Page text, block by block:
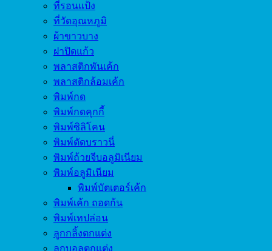
ที่รอนแป้ง
ที่วัดอุณหภูมิ
ผ้าขาวบาง
ฝาปิดแก้ว
พลาสติกพันเค้ก
พลาสติกล้อมเค้ก
พิมพ์กด
พิมพ์กดคุกกี้
พิมพ์ซิลิโคน
พิมพ์ตัดบราวนี่
พิมพ์ถ้วยจีบอลูมิเนียม
พิมพ์อลูมิเนียม
พิมพ์บัตเตอร์เค้ก
พิมพ์เค้ก ถอดก้น
พิมพ์เทปล่อน
ลูกกลิ้งตกแต่ง
ลูกบอลตกแต่ง